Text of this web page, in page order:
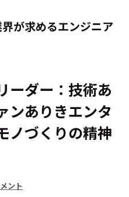
が求めるエンジニア
ーダー：技術あ
ありき――エンタ
ノづくりの精神
ント